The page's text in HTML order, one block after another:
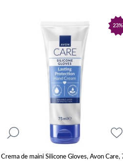
23%
Crema de maini Silicone Gloves, Avon Care,